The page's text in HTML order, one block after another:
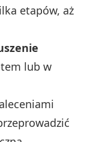
etapów, aż
lub w